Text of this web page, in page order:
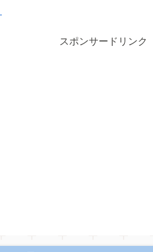
スポンサードリンク